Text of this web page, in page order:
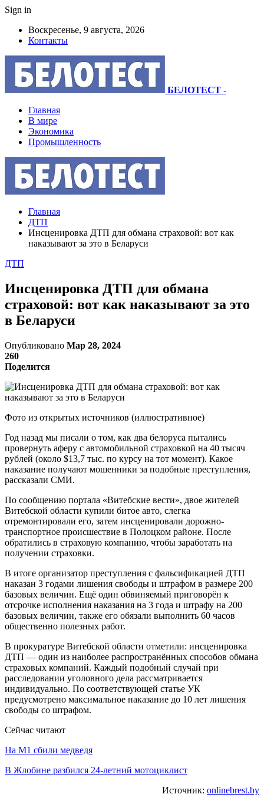
Sign in
Воскресенье, 9 августа, 2026
Контакты
БЕЛОТЕСТ -
Главная
В мире
Экономика
Промышленность
Главная
ДТП
Инсценировка ДТП для обмана страховой: вот как
наказывают за это в Беларуси
ДТП
Инсценировка ДТП для обмана
страховой: вот как наказывают за это
в Беларуси
Опубликовано Мар 28, 2024
260
Поделится
Фото из открытых источников (иллюстративное)
Год назад мы писали о том, как два белоруса пытались
провернуть аферу с автомобильной страховкой на 40 тысяч
рублей (около $13,7 тыс. по курсу на тот момент). Какое
наказание получают мошенники за подобные преступления,
рассказали СМИ.
По сообщению портала «Витебские вести», двое жителей
Витебской области купили битое авто, слегка
отремонтировали его, затем инсценировали дорожно-
транспортное происшествие в Полоцком районе. После
обратились в страховую компанию, чтобы заработать на
получении страховки.
В итоге организатор преступления с фальсификацией ДТП
наказан 3 годами лишения свободы и штрафом в размере 200
базовых величин. Ещё один обвиняемый приговорён к
отсрочке исполнения наказания на 3 года и штрафу на 200
базовых величин, также его обязали выполнить 60 часов
общественно полезных работ.
В прокуратуре Витебской области отметили: инсценировка
ДТП — один из наиболее распространённых способов обмана
страховых компаний. Каждый подобный случай при
расследовании уголовного дела рассматривается
индивидуально. По соответствующей статье УК
предусмотрено максимальное наказание до 10 лет лишения
свободы со штрафом.
Сейчас читают
На М1 сбили медведя
В Жлобине разбился 24-летний мотоциклист
Источник: onlinebrest.by